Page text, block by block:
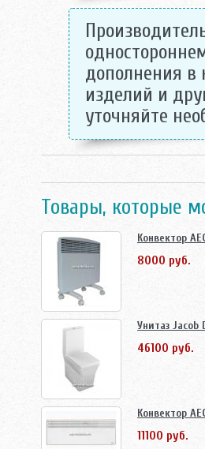
дополнения
изделий и
уточняйте
Товары, которые
Конвектор
8000 руб.
Унитаз
46100 руб.
Конвектор
11100 руб.